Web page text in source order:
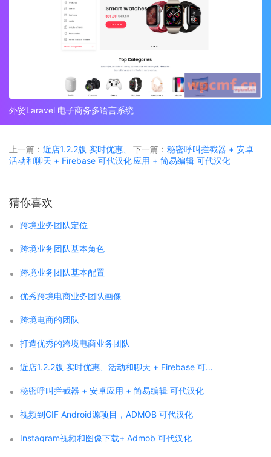
外贸Laravel 电子商务多语言系统
上一篇： 近店1.2.2版 实时优惠、
活动和聊天 + Firebase 可代汉化
下一篇： 秘密呼叫拦截器 + 安卓
应用 + 简易编辑 可代汉化
猜你喜欢
跨境业务团队定位
跨境业务团队基本角色
跨境业务团队基本配置
优秀跨境电商业务团队画像
跨境电商的团队
打造优秀的跨境电商业务团队
近店1.2.2版 实时优惠、活动和聊天 + Firebase 可代汉化
秘密呼叫拦截器 + 安卓应用 + 简易编辑 可代汉化
视频到GIF Android源项目，ADMOB 可代汉化
Instagram视频和图像下载+ Admob 可代汉化